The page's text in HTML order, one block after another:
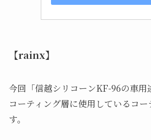
【rainx】
今回「信越シリコーンKF-96の車用
コーティング層に使用しているコ
す。